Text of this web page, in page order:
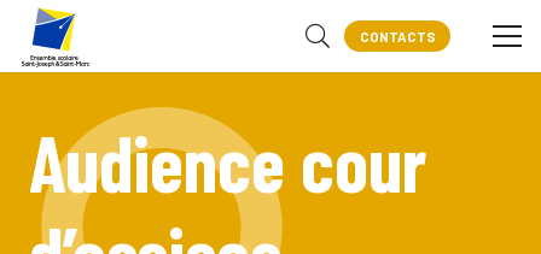
CONTACTS
Audience cour